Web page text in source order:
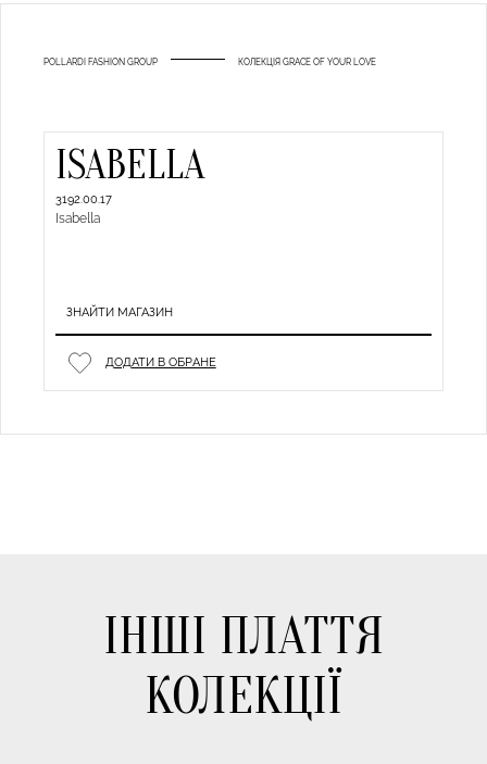
POLLARDI FASHION GROUP КОЛЕКЦІЯ GRACE OF YOUR LOVE
ISABELLA
3192.00.17
Isabella
ЗНАЙТИ МАГАЗИН
ДОДАТИ В ОБРАНЕ
ІНШІ ПЛАТТЯ
КОЛЕКЦІЇ